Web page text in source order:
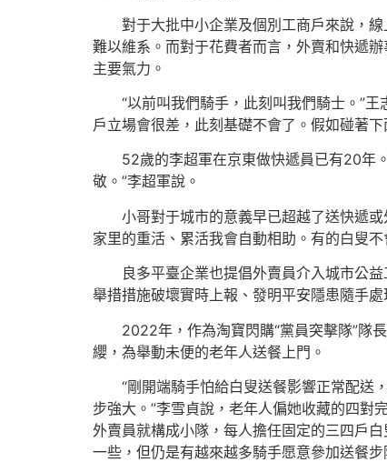
對于大批中小企業及個別工商戶來說，
難以維系。而對于花費者而言，外賣和快遞
主要氣力。
“以前叫我們騎手，此刻叫我們騎士。”
戶立場會很差，此刻基礎不會了。假如碰著
52歲的李超軍在京東做快遞員已有20年
敬。”李超軍說。
小哥對于城市的意義早已超越了送快遞
家里的重活、累活我會自動相助。有的白叟
良多平臺企業也提倡外賣員介入城市公
舉措措施破壞實時上報、發明平安隱患隨手
2022年，作為淘寶閃購“黨員突擊隊”隊
纓，為舉動未便的老年人送餐上門。
“剛開端騎手怕給白叟送餐影響正常配送
步強大。”李雪貞說，老年人偏她收藏的四對
外賣員就構成小隊，每人擔任固定的三四戶
一些，但仍是有越來越多騎手愿意參加送餐步